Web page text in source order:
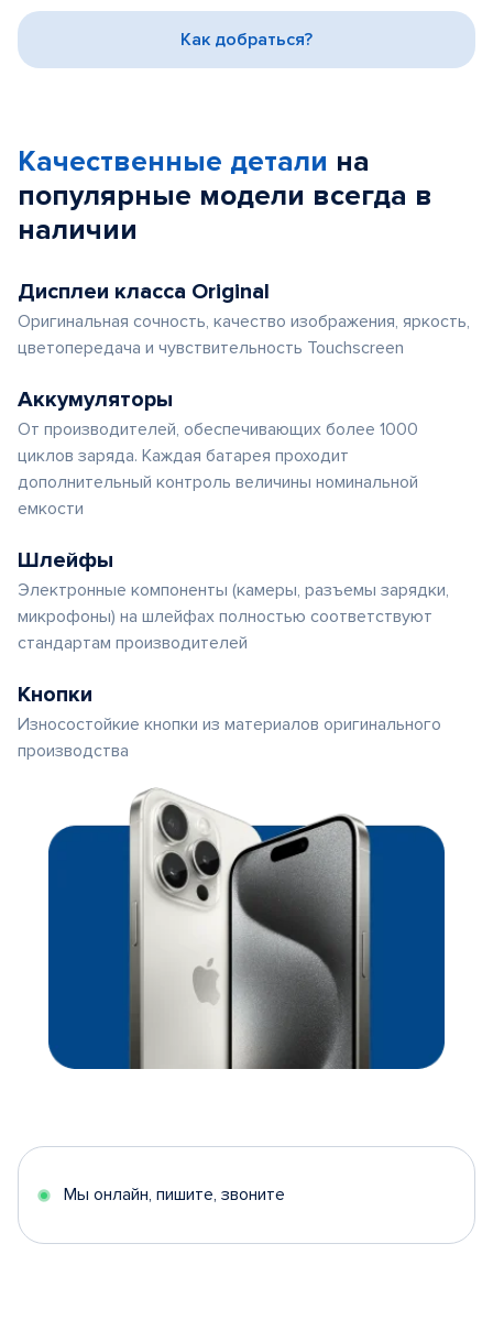
3
Как добраться?
Качественные детали на
популярные модели всегда в
наличии
Дисплеи класса Original
Оригинальная сочность, качество изображения, яркость,
цветопередача и чувствительность Touchscreen
Аккумуляторы
От производителей, обеспечивающих более 1000
циклов заряда. Каждая батарея проходит
дополнительный контроль величины номинальной
емкости
Шлейфы
Электронные компоненты (камеры, разъемы зарядки,
микрофоны) на шлейфах полностью соответствуют
стандартам производителей
Кнопки
Износостойкие кнопки из материалов оригинального
производства
Мы онлайн, пишите, звоните